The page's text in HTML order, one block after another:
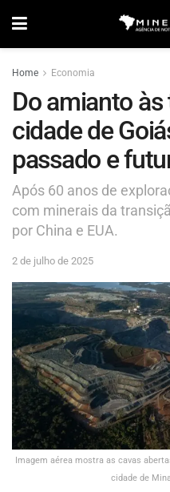
Home Economia
Do amianto às
cidade de
passado e
Após 60 anos de
com minerais da
por China e EUA.
2 de julho de 2025
Imagem aérea mostra as cavas
cidade de